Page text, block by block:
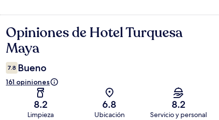
Opiniones
Opiniones de Hotel Turquesa
Maya
7.8 Bueno
161 opiniones
8.2
Limpieza
6.8
Ubicación
8.2
Servicio y personal